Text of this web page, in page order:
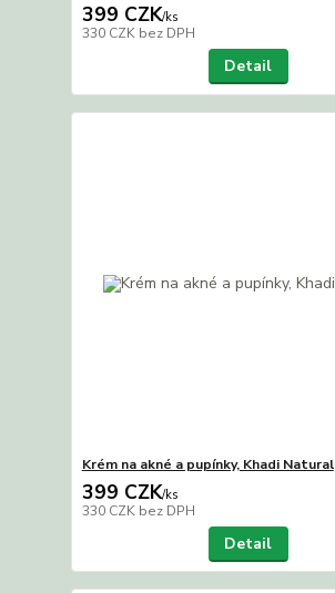
399 CZK/ks
330 CZK bez DPH
Detail
Krém na akné a pupínky, Khadi Natural
399 CZK/ks
330 CZK bez DPH
Detail